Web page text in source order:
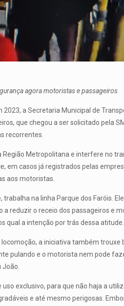
agora motoristas e passageiros
a Secretaria Municipal de
que chegou a ser solicitado pela
recorrentes.
Metropolitana e interfere no
em casos já registrados pelas
aos motoristas.
na linha Parque dos Faróis.
reduzir o receio dos passageiros e
a intenção por trás dessa
a iniciativa também trouxe
pulando e o motorista nem pode
exclusivo, para que não haja a
e até mesmo perigosas.